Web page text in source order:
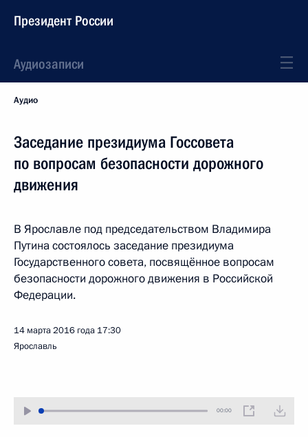
Президент России
Аудиозаписи
Аудио
Заседание президиума Госсовета
по вопросам безопасности дорожного
движения
В Ярославле под председательством Владимира
Путина состоялось заседание президиума
Государственного совета, посвящённое вопросам
безопасности дорожного движения в Российской
Федерации.
14 марта 2016 года 17:30
Ярославль
00:00